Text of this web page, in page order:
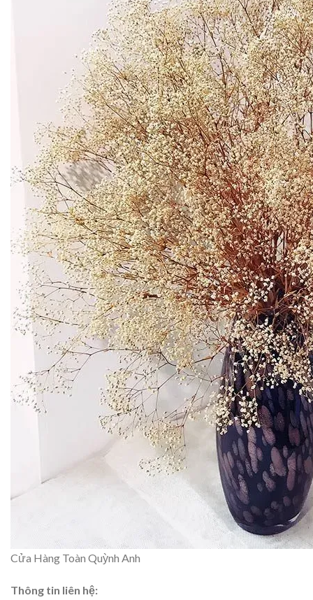
Cửa Hàng Toàn Quỳnh Anh
Thông tin liên hệ: